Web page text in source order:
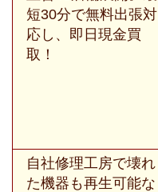
短30分で無料出張対
応し、即日現金買
取！
自社修理工房で壊れ
た機器も再生可能な